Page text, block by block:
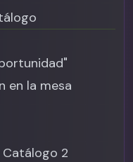
en la mesa
2